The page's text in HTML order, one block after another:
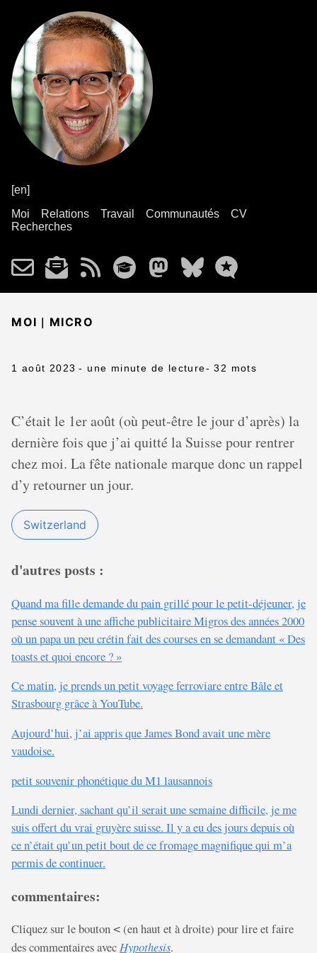
[en]
Moi
Relations Travail Communautés
CV
Recherches
MOI | MICRO
1 août 2023 - une minute de lecture- 32 mots
C’était le 1er août (où peut-être le jour d’après) la
dernière fois que j’ai quitté la Suisse pour rentrer
chez moi. La fête nationale marque donc un rappel
d’y retourner un jour.
Switzerland
d'autres posts :
Quand ma fille demande du pain grillé pour le petit-déjeuner, je
pense souvent à une affiche publicitaire Migros des années 2000
où un papa un peu crétin fait des courses en se demandant « Des
toasts et quoi encore ? »
Ce matin, je prends un petit voyage ferroviare entre Bâle et
Strasbourg grâce à YouTube.
Aujourd’hui, j’ai appris que James Bond avait une mère
vaudoise.
petit souvenir phonétique du M1 lausannois
Lundi dernier, sachant qu’il serait une semaine difficile, je me
suis offert du vrai gruyère suisse. Il y a eu des jours depuis où
ce n’était qu’un petit bout de ce fromage magnifique qui m’a
permis de continuer.
commentaires:
Cliquez sur le bouton < (en haut et à droite) pour lire et faire
des commentaires avec Hypothesis.